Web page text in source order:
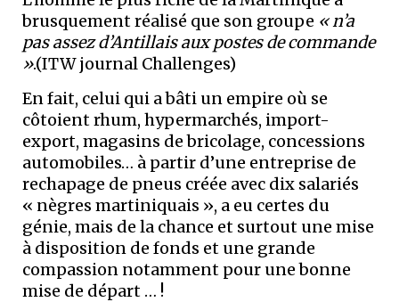
brusquement réalisé que son groupe « n’a
pas assez d’Antillais aux postes de commande
».(ITW journal Challenges)
En fait, celui qui a bâti un empire où se
côtoient rhum, hypermarchés, import-
export, magasins de bricolage, concessions
automobiles… à partir d’une entreprise de
rechapage de pneus créée avec dix salariés
« nègres martiniquais », a eu certes du
génie, mais de la chance et surtout une mise
à disposition de fonds et une grande
compassion notamment pour une bonne
mise de départ … !